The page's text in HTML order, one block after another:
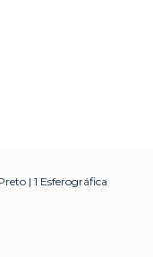
| 1 Esferográfica